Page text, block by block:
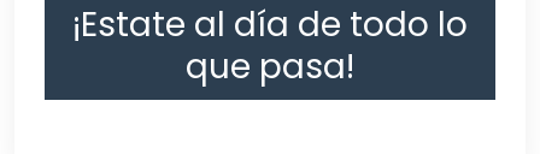
¡Estate al día de todo lo
que pasa!